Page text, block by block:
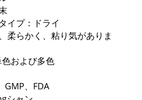
イプ：ドライ
柔らかく、粘り気がありま
および多色
GMP、FDA